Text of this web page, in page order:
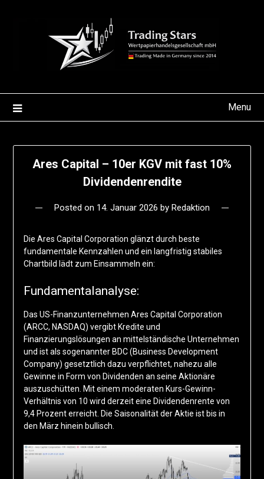
Menu
Ares Capital – 10er KGV mit fast 10%
Dividendenrendite
Posted on 14. Januar 2026 by Redaktion
Die Ares Capital Corporation glänzt durch beste
fundamentale Kennzahlen und ein langfristig stabiles
Chartbild lädt zum Einsammeln ein:
Fundamentalanalyse:
Das US-Finanzunternehmen Ares Capital Corporation
(ARCC, NASDAQ) vergibt Kredite und
Finanzierungslösungen an mittelständische Unternehmen
und ist als sogenannter BDC (Business Development
Company) gesetztlich dazu verpflichtet, nahezu alle
Gewinne in Form von Dividenden an seine Aktionäre
auszuschütten. Mit einem moderaten Kurs-Gewinn-
Verhältnis von 10 wird derzeit eine Dividendenrente von
9,4 Prozent erreicht. Die Saisonalität der Aktie ist bis in
den März hinein bullisch.